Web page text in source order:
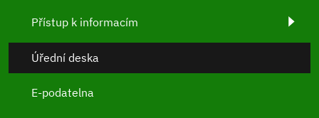
Přístup k informacím
Úřední deska
E-podatelna